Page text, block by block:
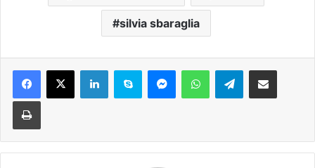
silvia sbaraglia
Telegram